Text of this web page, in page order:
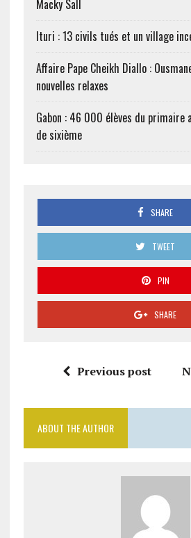
Macky Sall
Ituri : 13 civils tués et un village
Affaire Pape Cheikh Diallo :
nouvelles relaxes
Gabon : 46 000 élèves du primaire
de sixième
SHARE
TWEET
PIN
SHARE
Previous post
ABOUT THE AUTHOR